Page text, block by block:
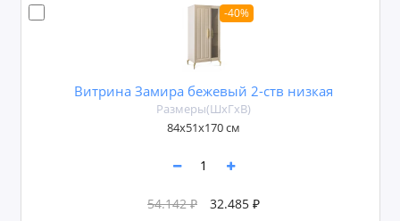
-40%
Витрина Замира бежевый 2-ств низкая
Размеры(ШxГxВ)
84х51х170 см
54.142 ₽ 32.485 ₽